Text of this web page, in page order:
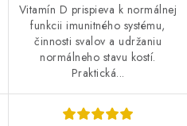
Vitamín D prispieva k normálnej
funkcii imunitného systému,
činnosti svalov a udržaniu
normálneho stavu kostí.
Praktická...